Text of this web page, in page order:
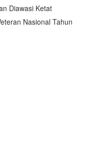
Diawasi Ketat
Nasional Tahun